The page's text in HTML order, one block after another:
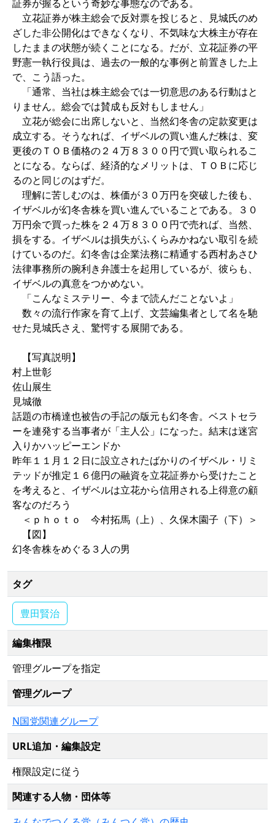
証券が握るという奇妙な事態なのである。
立花証券が株主総会で反対票を投じると、見城氏のめ
ざした非公開化はできなくなり、不気味な大株主が存在
したままの状態が続くことになる。だが、立花証券の平
野憲一執行役員は、過去の一般的な事例と前置きした上
で、こう語った。
「通常、当社は株主総会では一切意思のある行動はと
りません。総会では賛成も反対もしません」
立花が総会に出席しないと、当然幻冬舎の定款変更は
成立する。そうなれば、イザベルの買い進んだ株は、変
更後のＴＯＢ価格の２４万８３００円で買い取られるこ
とになる。ならば、経済的なメリットは、ＴＯＢに応じ
るのと同じのはずだ。
理解に苦しむのは、株価が３０万円を突破した後も、
イザベルが幻冬舎株を買い進んでいることである。３０
万円余で買った株を２４万８３００円で売れば、当然、
損をする。イザベルは損失がふくらみかねない取引を続
けているのだ。幻冬舎は企業法務に精通する西村あさひ
法律事務所の腕利き弁護士を起用しているが、彼らも、
イザベルの真意をつかめない。
「こんなミステリー、今まで読んだことないよ」
数々の流行作家を育て上げ、文芸編集者として名を馳
せた見城氏さえ、驚愕する展開である。
【写真説明】
村上世彰
佐山展生
見城徹
話題の市橋達也被告の手記の版元も幻冬舎。ベストセラ
ーを連発する当事者が「主人公」になった。結末は迷宮
入りかハッピーエンドか
昨年１１月１２日に設立されたばかりのイザベル・リミ
テッドが推定１６億円の融資を立花証券から受けたこと
を考えると、イザベルは立花から信用される上得意の顧
客なのだろう
＜ｐｈｏｔｏ 今村拓馬（上）、久保木園子（下）＞
【図】
幻冬舎株をめぐる３人の男
タグ
豊田賢治
編集権限
管理グループを指定
管理グループ
N国党関連グループ
URL追加・編集設定
権限設定に従う
関連する人物・団体等